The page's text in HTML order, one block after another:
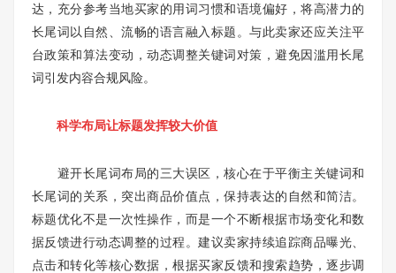
达，充分参考当地买家的用词习惯和语境偏好，将高潜力的
长尾词以自然、流畅的语言融入标题。与此卖家还应关注平
台政策和算法变动，动态调整关键词对策，避免因滥用长尾
词引发内容合规风险。
科学布局让标题发挥较大价值
避开长尾词布局的三大误区，核心在于平衡主关键词和
长尾词的关系，突出商品价值点，保持表达的自然和简洁。
标题优化不是一次性操作，而是一个不断根据市场变化和数
据反馈进行动态调整的过程。建议卖家持续追踪商品曝光、
点击和转化等核心数据，根据买家反馈和搜索趋势，逐步调